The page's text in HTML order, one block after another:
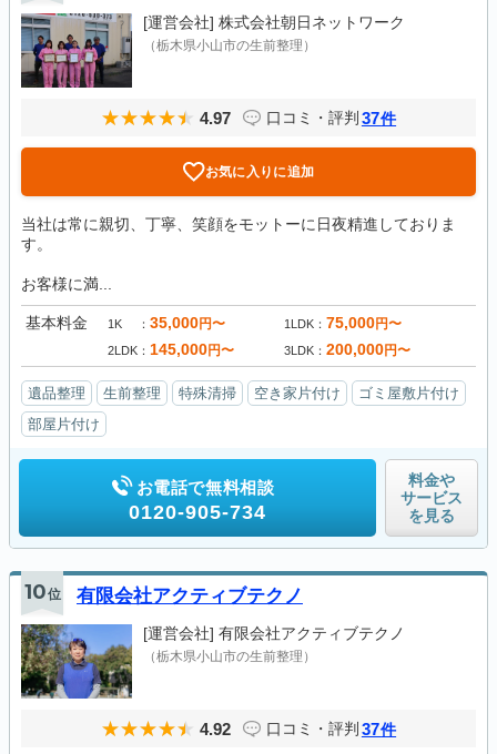
[運営会社] 株式会社朝日ネットワーク
（栃木県小山市の生前整理）
4.97 口コミ・評判 37件
お気に入りに追加
当社は常に親切、丁寧、笑顔をモットーに日夜精進しておりま
す。
お客様に満...
基本料金 1K 35,000円〜 1LDK 75,000円〜
2LDK 145,000円〜 3LDK 200,000円〜
遺品整理 生前整理 特殊清掃 空き家片付け
ゴミ屋敷片付け
部屋片付け
お電話で無料相談
0120-905-734
料金や
サービス
を見る
10位 有限会社アクティブテクノ
[運営会社] 有限会社アクティブテクノ
（栃木県小山市の生前整理）
4.92 口コミ・評判 37件